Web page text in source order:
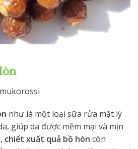
như là một loại sữa rửa mặt lý
giúp da được mềm mại và mịn
chiết xuất quả bồ hòn còn